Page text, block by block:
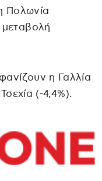
Πολωνία
η Γαλλία
(-4,4%).